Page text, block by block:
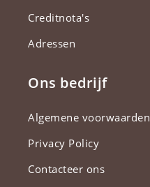
Creditnota's
Adressen
Ons bedrijf
Algemene voorwaarden
Privacy Policy
Contacteer ons